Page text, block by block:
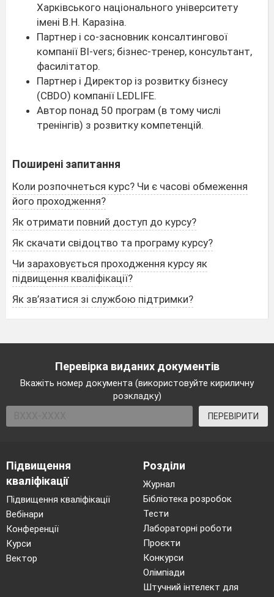
Харківського національного університету
імені В.Н. Каразіна.
Партнер і со-засновник консалтингової
компанії BI-vers; бізнес-тренер, консультант,
фасилітатор.
Партнер і Директор із розвитку бізнесу
(CBDO) компанії LEDLIFE.
Автор понад 50 програм (в тому числі
тренінгів) з розвитку компетенцій.
Поширені запитання
Коли розпочнеться курс? Чи є часові обмеження
його проходження?
Як отримати повний доступ до курсу?
Як скачати свідоцтво та програму курсу?
Чи зараховується проходження курсу як
підвищення кваліфікації?
Як зв’язатися зі службою підтримки?
Перевірка виданих документів
Вкажіть номер документа (використовуйте кириличну
розкладку)
ПЕРЕВІРИТИ
Підвищення
кваліфікації
Підвищення кваліфікації
Вебінари
Конференції
Курси
Вектор
Розділи
Журнал
Бібліотека розробок
Тести
Лабораторні роботи
Проєкти
Конкурси
Олімпіади
Штучний інтелект для